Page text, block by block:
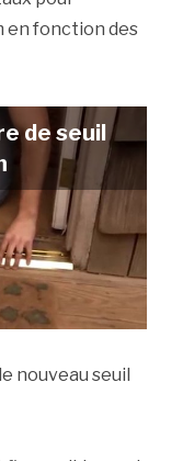
en fonction des
de seuil
nouveau seuil